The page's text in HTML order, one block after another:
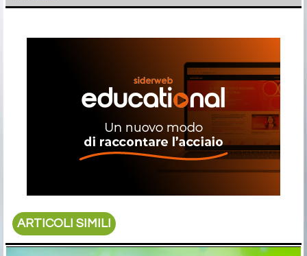
ARTICOLI SIMILI